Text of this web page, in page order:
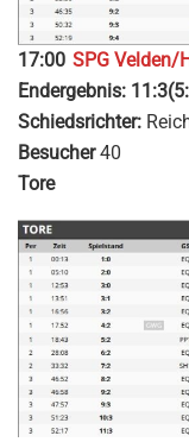
17:00 SPG Velden/
Endergebnis:
Schiedsrichter:
Besucher40
Tore